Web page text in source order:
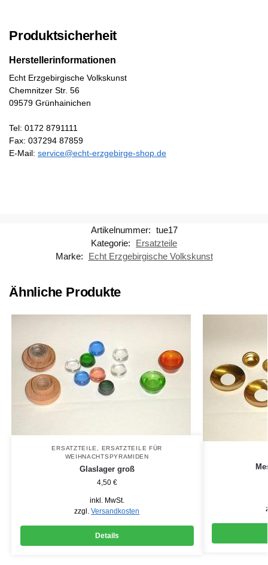
Produktsicherheit
Herstellerinformationen
Echt Erzgebirgische Volkskunst
Chemnitzer Str. 56
09579 Grünhainichen
Tel: 0172 8791111
Fax: 037294 87859
E-Mail: service@echt-erzgebirge-shop.de
Artikelnummer: tue17
Kategorie:
Ersatzteile
Marke:
Echt Erzgebirgische Volkskunst
Ähnliche Produkte
ERSATZTEILE,
ERSATZTEILE FÜR
WEIHNACHTSPYRAMIDEN
Glaslager groß
4,50 €
inkl. MwSt.
zzgl.Versandkosten
Details